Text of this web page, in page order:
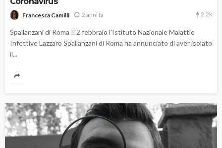
Francesca Camilli 2 anni fa 2.2k
Spallanzani di Roma Il 2 febbraio l'Istituto Nazionale Malattie
Infettive Lazzaro Spallanzani di Roma ha annunciato di aver isolato
il...